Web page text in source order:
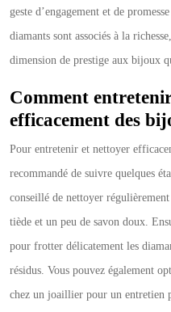
geste d’engagement et de
diamants sont associés à la
dimension de prestige aux bijoux
Comment
efficacement des
Pour entretenir et nettoyer
recommandé de suivre quelques
conseillé de nettoyer
tiède et un peu de savon doux.
pour frotter délicatement les
résidus. Vous pouvez également
chez un joaillier pour un entretien